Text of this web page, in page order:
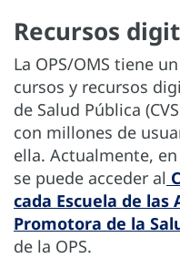
Recursos
La OPS/OMS tiene
cursos y recursos
de Salud Pública
con millones de
ella. Actualmente,
se puede acceder al
cada Escuela de las
Promotora de la
de la OPS.